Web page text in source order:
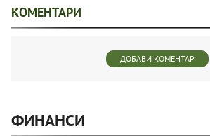
КОМЕНТАРИ
ДОБАВИ КОМЕНТАР
ФИНАНСИ